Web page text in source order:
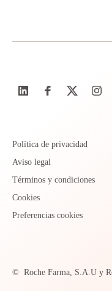
Política de privacidad
Aviso legal
Términos y condiciones
Cookies
Preferencias cookies
© Roche Farma, S.A.U y